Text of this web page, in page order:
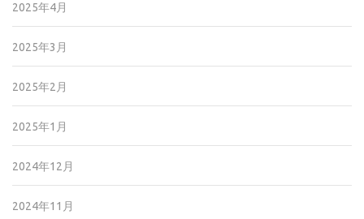
2025年4月
2025年3月
2025年2月
2025年1月
2024年12月
2024年11月